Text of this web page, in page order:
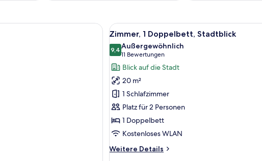
Ein Hotelzimmer mit Bett, Schreibtisch, Stuhl, Fernseher und einem Fenster mit Blick
Alle
Fotos
für
Zimmer,
1
Doppelbett,
Stadtblick
anzeigen
Ein
5
Zimmer, 1 Doppelbett, Stadtblick
9,49,4 von 10
Außergewöhnlich
11 Bewertungen
(11
Bewertungen)
Blick auf die Stadt
20 m²
1 Schlafzimmer
Platz für 2 Personen
1 Doppelbett
Kostenloses WLAN
Weitere Details
Weitere